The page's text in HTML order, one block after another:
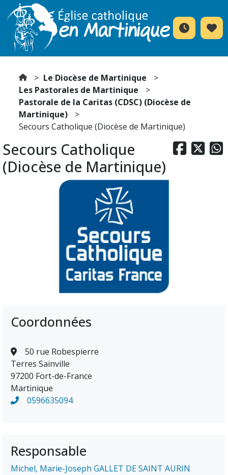
Le Diocèse de Martinique
Les Pastorales de Martinique
Pastorale de la Caritas (CDSC) (Diocèse de
Martinique)
Secours Catholique (Diocèse de Martinique)
  
Secours Catholique
(Diocèse de Martinique)
Coordonnées
50 rue Robespierre
Terres Sainville
97200 Fort-de-France
Martinique
0596635094
Responsable
Michel, Marie-Joseph GALLET DE SAINT AURIN